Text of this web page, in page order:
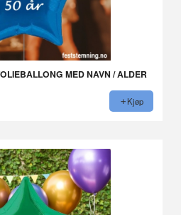
MED NAVN / ALDER
Kjøp